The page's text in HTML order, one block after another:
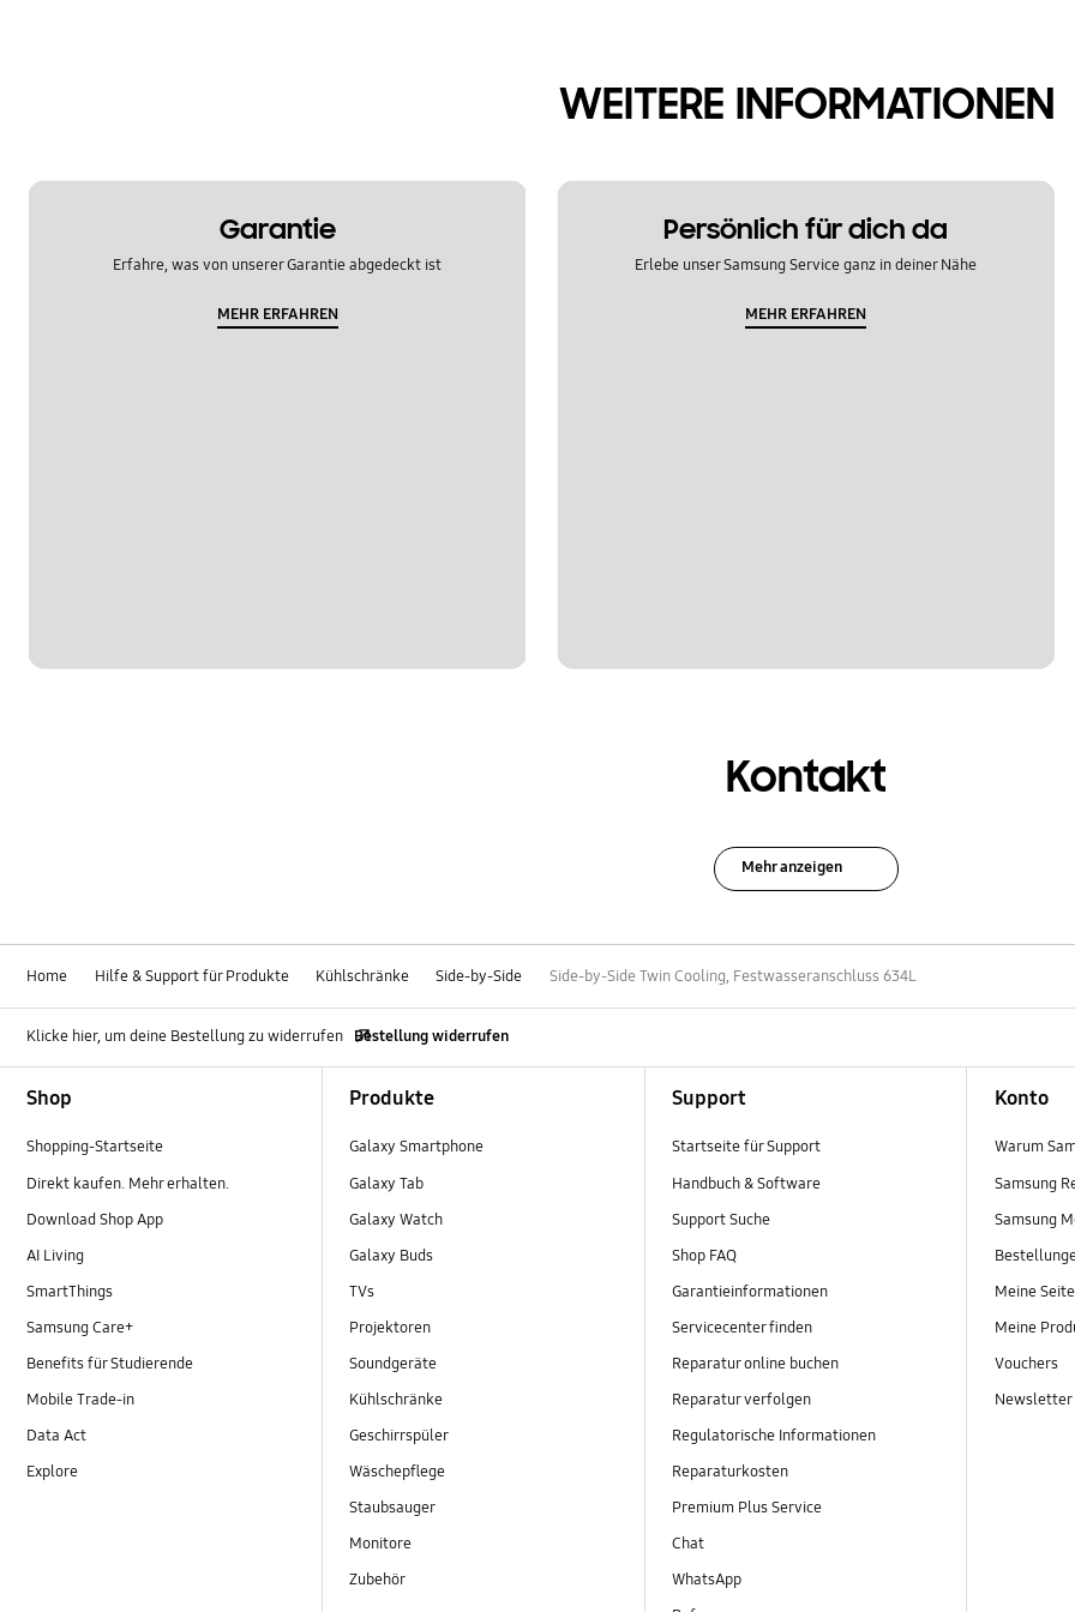
WEITERE INFORMATIONEN
Garantie
Erfahre, was von unserer Garantie abgedeckt ist
MEHR ERFAHREN
Persönlich für dich da
Erlebe unser Samsung Service ganz in deiner Nähe
MEHR ERFAHREN
Kontakt
Mehr anzeigen
Home Hilfe & Support für Produkte Kühlschränke Side-by-Side Side-by-Side Twin Cooling, Festwasseranschluss 634L
Klicke hier, um deine Bestellung zu widerrufen Bestellung widerrufen
Shop
Shopping-Startseite
Direkt kaufen. Mehr erhalten.
Download Shop App
AI Living
SmartThings
Samsung Care+
Benefits für Studierende
Mobile Trade-in
Data Act
Explore
Produkte
Galaxy Smartphone
Galaxy Tab
Galaxy Watch
Galaxy Buds
TVs
Projektoren
Soundgeräte
Kühlschränke
Geschirrspüler
Wäschepflege
Staubsauger
Monitore
Zubehör
Support
Startseite für Support
Handbuch & Software
Support Suche
Shop FAQ
Garantieinformationen
Servicecenter finden
Reparatur online buchen
Reparatur verfolgen
Regulatorische Informationen
Reparaturkosten
Premium Plus Service
Chat
WhatsApp
Konto
Warum
Samsung
Samsung
Meine Seite
Meine
Vouchers
Newsletter